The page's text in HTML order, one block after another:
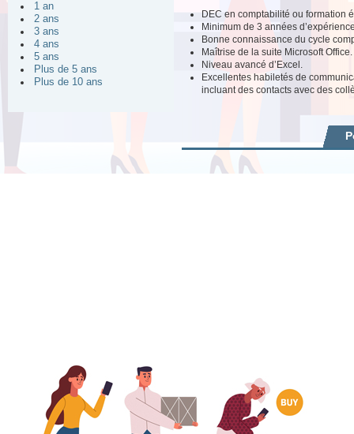
1 an
2 ans
3 ans
4 ans
5 ans
Plus de 5 ans
Plus de 10 ans
DEC en comptabilité ou formation
Minimum de 3 années
Bonne connaissance du cycle
Maîtrise de la suite Microsoft Office.
Niveau avancé d’Excel.
Excellentes habiletés de
incluant des contacts avec des